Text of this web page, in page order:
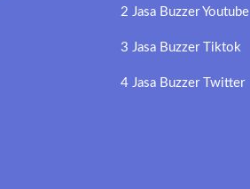
2 Jasa Buzzer Youtube
3 Jasa Buzzer Tiktok
4 Jasa Buzzer Twitter